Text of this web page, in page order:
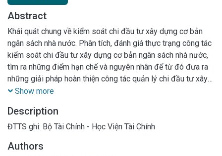
Abstract
Khái quát chung về kiểm soát chi đầu tư xây dựng cơ bản
ngân sách nhà nước. Phân tích, đánh giá thực trạng công tác
kiểm soát chi đầu tư xây dựng cơ bản ngân sách nhà nước,
tìm ra những điểm hạn chế và nguyên nhân để từ đó đưa ra
những giải pháp hoàn thiện công tác quản lý chi đầu tư xây
dựng cơ bản ngân sách nhà nước tại huyện Giao Thủy, tỉnh
Show more
Description
ĐTTS ghi: Bộ Tài Chính - Học Viện Tài Chính
Authors